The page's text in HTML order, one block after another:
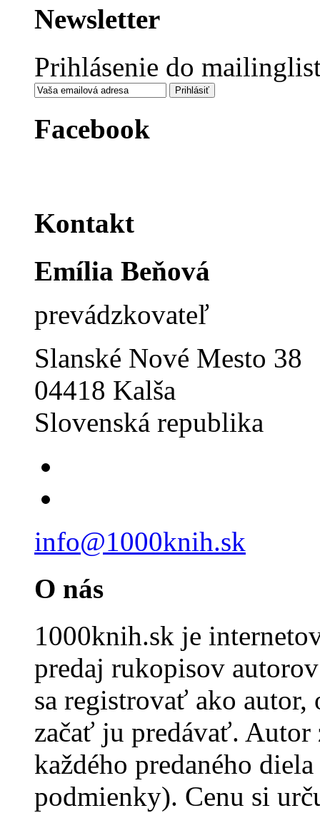
Newsletter
Prihlásenie do
Facebook
Kontakt
Emília Beňová
prevádzkovateľ
Slanské Nové Mesto 38
04418 Kalša
Slovenská republika
info@1000knih.sk
O nás
1000knih.sk je
predaj rukopisov
sa registrovať ako
začať ju predávať.
každého predaného
podmienky). Cenu si